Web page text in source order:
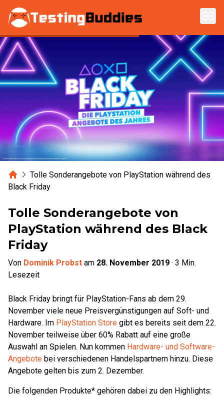
Zum Hauptinhalt springen
HomeTolle Sonderangebote von PlayStation während des
Black Friday
Tolle Sonderangebote von
PlayStation während des Black
Friday
Von Dominik Probst am 28. November 2019 · 3 Min.
Lesezeit
Black Friday bringt für PlayStation-Fans ab dem 29.
November viele neue Preisvergünstigungen auf Soft- und
Hardware. Im PlayStation Store gibt es bereits seit dem 22.
November teilweise über 60% Rabatt auf eine große
Auswahl an Spielen. Nun kommen Hardware- und Software-
Angebote bei verschiedenen Handelspartnern hinzu. Diese
Angebote gelten bis zum 2. Dezember.
Die folgenden Produkte* gehören dabei zu den Highlights: